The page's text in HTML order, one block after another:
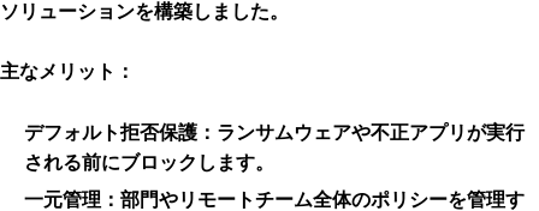
ソリューションを構築しました。
主なメリット：
デフォルト拒否保護 ：ランサムウェアや不正アプリが実行
される前にブロックします。
一元管理 ：部門やリモートチーム全体のポリシーを管理す